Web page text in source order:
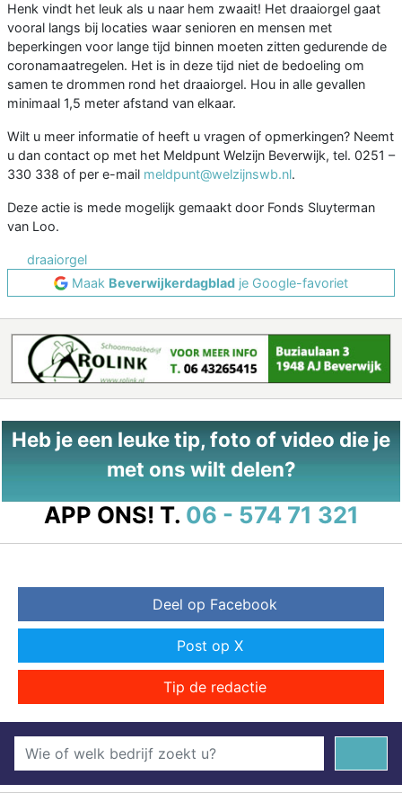
Henk vindt het leuk als u naar hem zwaait! Het draaiorgel gaat
vooral langs bij locaties waar senioren en mensen met
beperkingen voor lange tijd binnen moeten zitten gedurende de
coronamaatregelen. Het is in deze tijd niet de bedoeling om
samen te drommen rond het draaiorgel. Hou in alle gevallen
minimaal 1,5 meter afstand van elkaar.
Wilt u meer informatie of heeft u vragen of opmerkingen? Neemt
u dan contact op met het Meldpunt Welzijn Beverwijk, tel. 0251 –
330 338 of per e-mail meldpunt@welzijnswb.nl.
Deze actie is mede mogelijk gemaakt door Fonds Sluyterman
van Loo.
draaiorgel
Maak Beverwijkerdagblad je Google-favoriet
Heb je een leuke tip, foto of video die je
met ons wilt delen?
APP ONS! T. 06 - 574 71 321
Deel op Facebook
Post op X
Tip de redactie